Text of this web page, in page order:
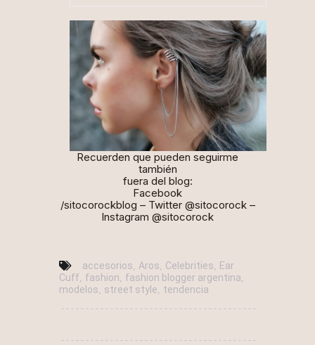
Recuerden que pueden seguirme
también
fuera del blog:
Facebook
/sitocorockblog – Twitter @sitocorock–
Instagram @sitocorock
accesorios, Aros, Celebrities, Ear
Cuff, fashion, fashion blogger argentina,
modelos, street style, tendencia